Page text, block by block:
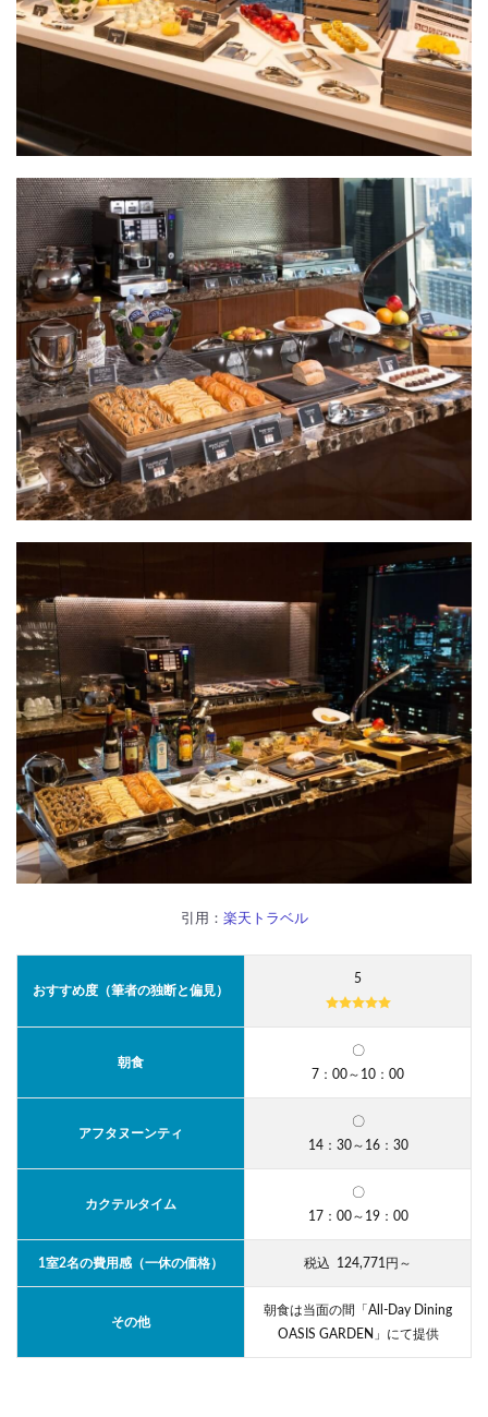
引用： 楽天トラベル
おすすめ度（筆者の独断と偏見）
5
朝食
〇
7：00～10：00
アフタヌーンティ
〇
14：30～16：30
カクテルタイム
〇
17：00～19：00
1室2名の費用感（一休の価格） 税込 124,771円～
その他
朝食は当面の間「All-Day Dining
OASIS GARDEN」にて提供